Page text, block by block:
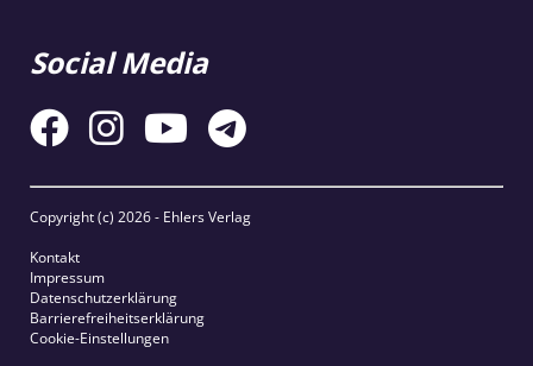
Social Media
Copyright (c) 2026 - Ehlers Verlag
Kontakt
Impressum
Datenschutzerklärung
Barrierefreiheitserklärung
Cookie-Einstellungen